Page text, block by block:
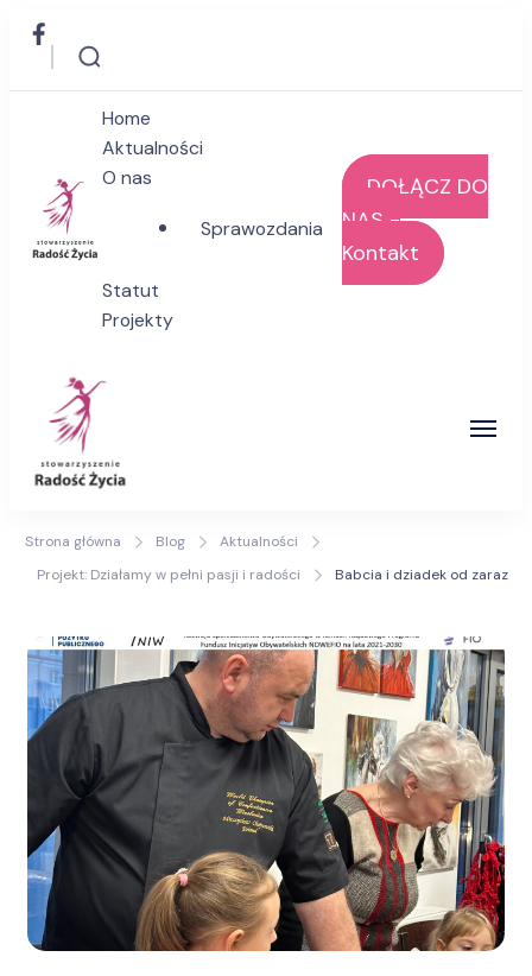
Stowarzyszenie Radość Życia
Home
Aktualności
O nas
Sprawozdania
Statut
Projekty
DOŁĄCZ DO
NAS -
Kontakt
Życia
Strona główna Blog
Aktualności
Projekt: Działamy w pełni pasji i radości
Babcia i dziadek od zaraz